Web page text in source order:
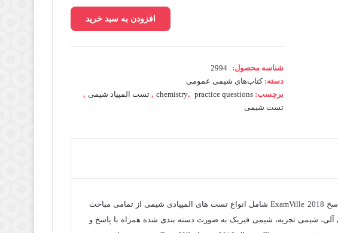
طبقه
با
پاسخ
ExamVille
افزودن به سبد خرید
شناسه محصول: 2994
دسته:کتاب‌های شیمی عمومی
برچسب:
chemistry, practice questions
, تست المپیاد شیمی ,
تست شیمی
دانلود کتاب تست های طبقه بندی شیمی با پاسخ 2018 ExamVille شامل انواع تست های المپیادی شیمی از تمامی مباحث
شیمی تجزیه، شیمی فیزیک به صورت دسته بندی شده همراه با پاسخ و